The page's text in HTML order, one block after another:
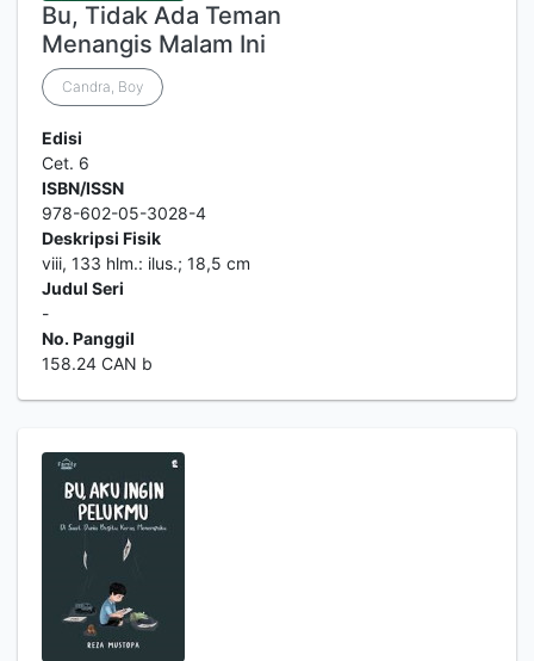
Bu, Tidak Ada Teman
Menangis Malam Ini
Candra, Boy
Edisi
Cet. 6
ISBN/ISSN
978-602-05-3028-4
Deskripsi Fisik
viii, 133 hlm.: ilus.; 18,5 cm
Judul Seri
-
No. Panggil
158.24 CAN b